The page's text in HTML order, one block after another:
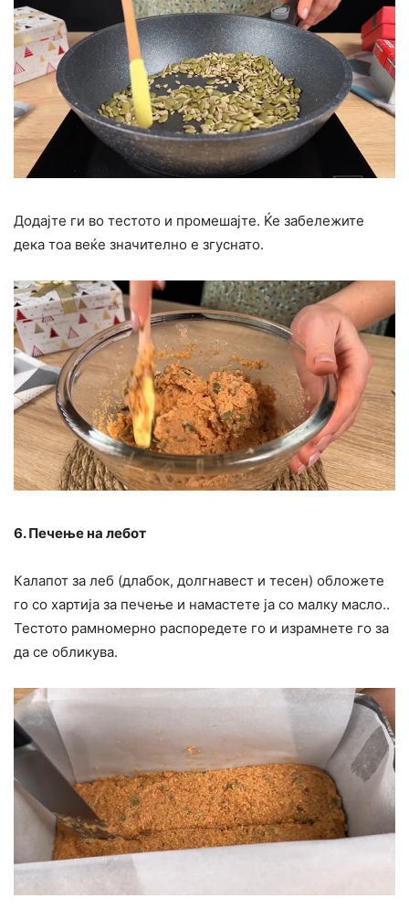
Додајте ги во тестото и промешајте. Ќе забележите
дека тоа веќе значително е згуснато.
6. Печење на лебот
Калапот за леб (длабок, долгнавест и тесен) обложете
го со хартија за печење и намастете ја со малку масло..
Тестото рамномерно распоредете го и израмнете го за
да се обликува.